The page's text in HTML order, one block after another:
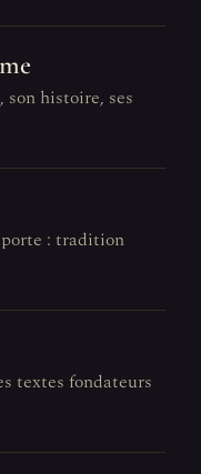
son histoire, ses
: tradition
textes fondateurs